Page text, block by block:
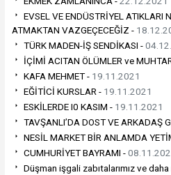
EVSEL VE ENDÜSTRİYEL
ATMAKTAN VAZGEÇECEĞİZ -
TÜRK MADEN-İŞ SENDİKASI -
İÇİMİ ACITAN ÖLÜMLER ve
KAFA MEHMET - 19.11.2021
EĞİTİCİ KURSLAR - 19.11.2021
ESKİLERDE I0 KASIM - 19.11.2021
TAVŞANLI’DA DOST VE ARKADAŞ
NESİL MARKET BİR ANLAMDA
CUMHURİYET BAYRAMI -
Düşman işgali zabıtalarımız ve